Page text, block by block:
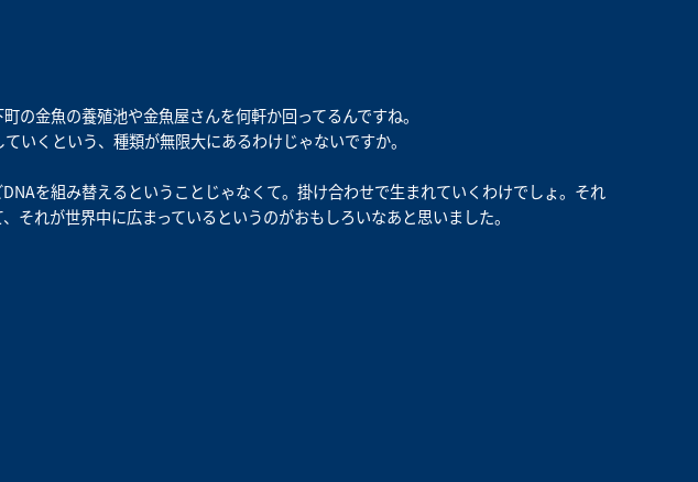
の金魚の養殖池や金魚屋さんを何軒か回ってるんですね。
いくという、種類が無限大にあるわけじゃないですか。
を組み替えるということじゃなくて。掛け合わせで生まれていくわけでしょ。それ
それが世界中に広まっているというのがおもしろいなあと思いました。